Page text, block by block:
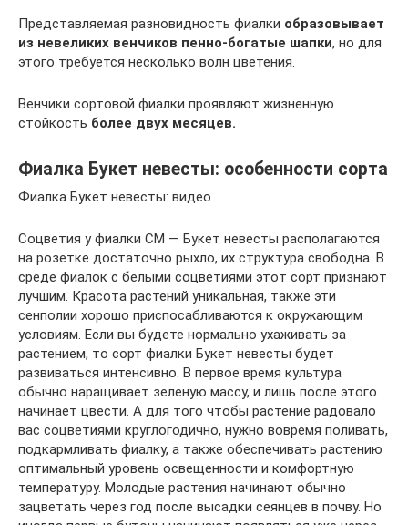
Представляемая разновидность фиалки образовывает
из невеликих венчиков пенно-богатые шапки, но для
этого требуется несколько волн цветения.
Венчики сортовой фиалки проявляют жизненную
стойкость более двух месяцев.
Фиалка Букет невесты: особенности сорта
Фиалка Букет невесты: видео
Соцветия у фиалки СМ — Букет невесты располагаются
на розетке достаточно рыхло, их структура свободна. В
среде фиалок с белыми соцветиями этот сорт признают
лучшим. Красота растений уникальная, также эти
сенполии хорошо приспосабливаются к окружающим
условиям. Если вы будете нормально ухаживать за
растением, то сорт фиалки Букет невесты будет
развиваться интенсивно. В первое время культура
обычно наращивает зеленую массу, и лишь после этого
начинает цвести. А для того чтобы растение радовало
вас соцветиями круглогодично, нужно вовремя поливать,
подкармливать фиалку, а также обеспечивать растению
оптимальный уровень освещенности и комфортную
температуру. Молодые растения начинают обычно
зацветать через год после высадки сеянцев в почву. Но